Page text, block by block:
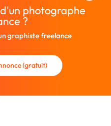
photographe
?
graphiste freelance
(gratuit)